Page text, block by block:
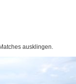
ausklingen.